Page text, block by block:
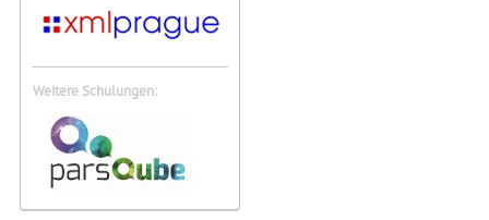
Weitere Schulungen: